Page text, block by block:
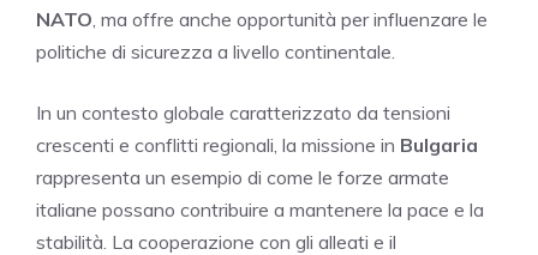
NATO , ma offre anche opportunità per influenzare le
politiche di sicurezza a livello continentale.
In un contesto globale caratterizzato da tensioni
crescenti e conflitti regionali, la missione in Bulgaria
rappresenta un esempio di come le forze armate
italiane possano contribuire a mantenere la pace e la
stabilità. La cooperazione con gli alleati e il